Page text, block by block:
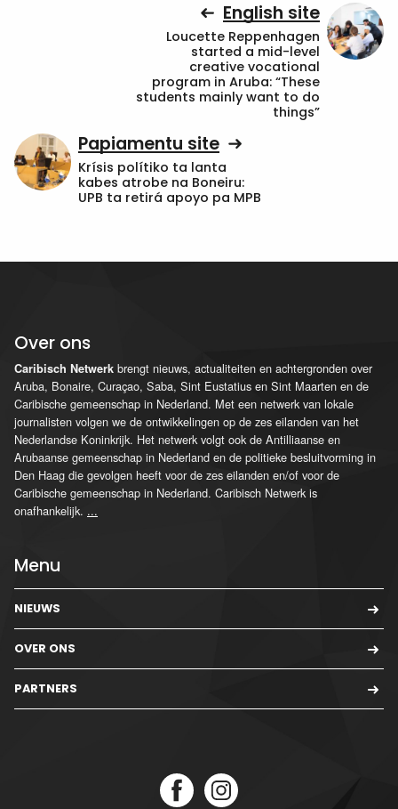
English site
Loucette Reppenhagen
started a mid-level
creative vocational
program in Aruba: “These
students mainly want to do
things”
Papiamentu site
Krísis polítiko ta lanta
kabes atrobe na Boneiru:
UPB ta retirá apoyo pa MPB
Over ons
Caribisch Netwerk brengt nieuws, actualiteiten en achtergronden over
Aruba, Bonaire, Curaçao, Saba, Sint Eustatius en Sint Maarten en de
Caribische gemeenschap in Nederland. Met een netwerk van lokale
journalisten volgen we de ontwikkelingen op de zes eilanden van het
Nederlandse Koninkrijk. Het netwerk volgt ook de Antilliaanse en
Arubaanse gemeenschap in Nederland en de politieke besluitvorming in
Den Haag die gevolgen heeft voor de zes eilanden en/of voor de
Caribische gemeenschap in Nederland. Caribisch Netwerk is
onafhankelijk. ...
Menu
NIEUWS
OVER ONS
PARTNERS